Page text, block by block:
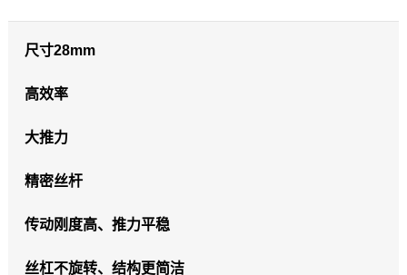
尺寸28mm
高效率
大推力
精密丝杆
传动刚度高、推力平稳
丝杠不旋转、结构更简洁